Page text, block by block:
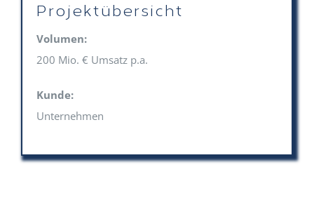
Projektübersicht
Volumen:
200 Mio. € Umsatz p.a.
Kunde:
Unternehmen